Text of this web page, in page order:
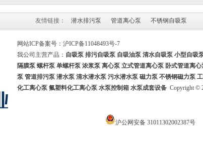
友情链接： 潜水排污泵 管道离心泵 不锈钢自吸泵
网站ICP备案号： 沪ICP备11048493号-7
我公司主营产品： 自吸泵 排污自吸泵 自吸油泵 清水自吸泵 小型自吸
隔膜泵 螺杆泵 单螺杆泵 浓浆泵 离心泵 立式管道离心泵 卧式管道离心
泵 管道排污泵 潜水泵 清水潜水泵 污水潜水泵 磁力泵 不锈钢磁力泵
化工离心泵 氟塑料化工离心泵 水泵控制箱 水泵成套设备 Copyright ©
沪公网安备 31011302002387号